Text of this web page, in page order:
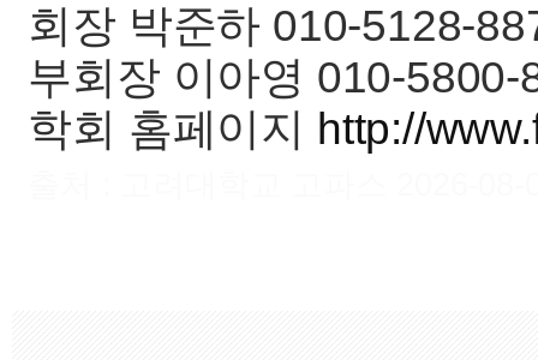
회장 박준하 010-5128-
부회장 이아영 010-5800-
학회 홈페이지
http://